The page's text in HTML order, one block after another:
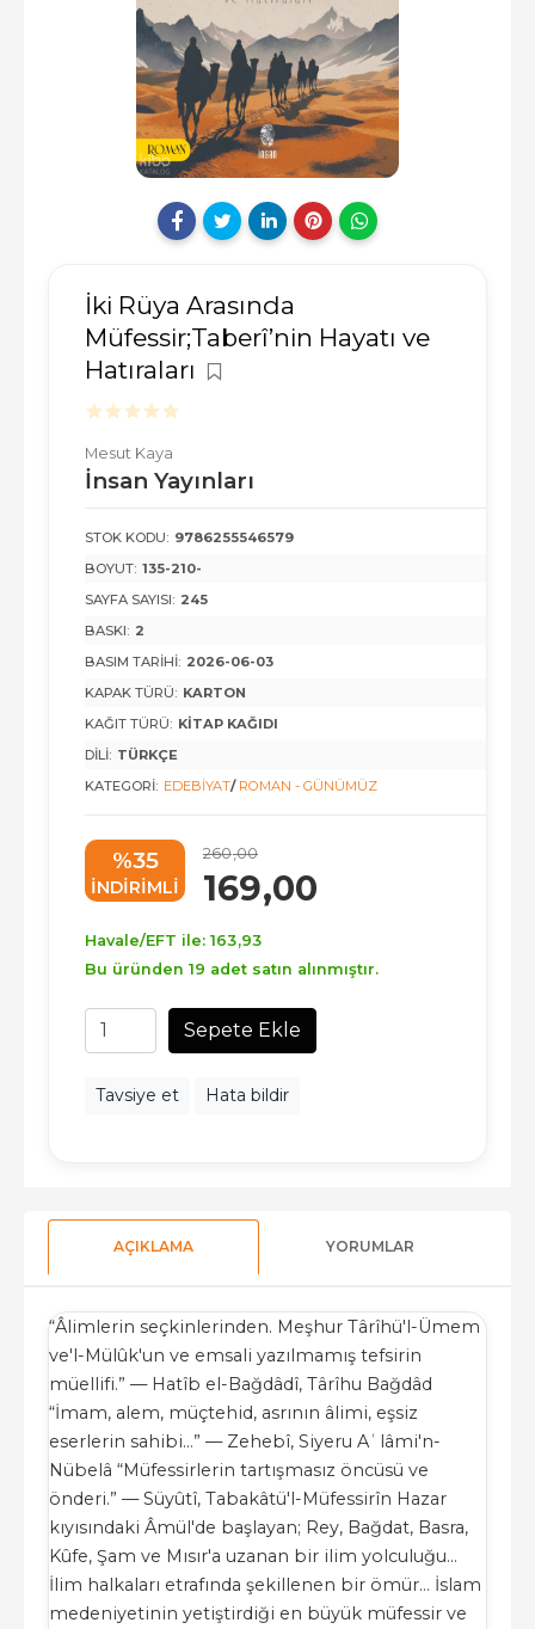
İki Rüya Arasında
Müfessir;Taberî’nin Hayatı ve
Hatıraları
Mesut Kaya
İnsan Yayınları
STOK KODU: 9786255546579
BOYUT: 135-210-
SAYFA SAYISI: 245
BASKI: 2
BASIM TARIHI: 2026-06-03
KAPAK TÜRÜ: KARTON
KAĞIT TÜRÜ: KITAP KAĞIDI
DILI: TÜRKÇE
KATEGORI: EDEBIYAT/ ROMAN - GÜNÜMÜZ
%35
INDIRIMLI
260,00
169,00
Havale/EFT ile: 163,93
Bu üründen 19 adet satın alınmıştır.
Sepete Ekle
Tavsiye et Hata bildir
AÇIKLAMA YORUMLAR
“Âlimlerin seçkinlerinden. Meşhur Târîhü'l-Ümem
ve'l-Mülûk'un ve emsali yazılmamış tefsirin
müellifi.” — Hatîb el-Bağdâdî, Târîhu Bağdâd
“İmam, alem, müçtehid, asrının âlimi, eşsiz
eserlerin sahibi…” — Zehebî, Siyeru Aʿlâmi'n-
Nübelâ “Müfessirlerin tartışmasız öncüsü ve
önderi.” — Süyûtî, Tabakâtü'l-Müfessirîn Hazar
kıyısındaki Âmül'de başlayan; Rey, Bağdat, Basra,
Kûfe, Şam ve Mısır'a uzanan bir ilim yolculuğu…
İlim halkaları etrafında şekillenen bir ömür… İslam
medeniyetinin yetiştirdiği en büyük müfessir ve